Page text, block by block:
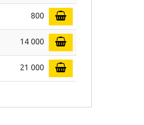
800
14 000
21 000